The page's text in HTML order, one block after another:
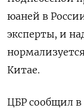
юаней в
эксперты, и
Китае.
ЦБР сообщил в